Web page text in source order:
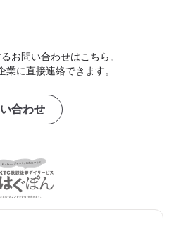
お問い合わせはこちら。
業に直接連絡できます。
合わせ